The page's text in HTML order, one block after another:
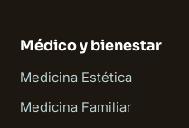
Médico y bienestar
Medicina Estética
Medicina Familiar